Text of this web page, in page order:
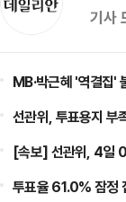
기사
MB·박근혜 '역결집'
선관위, 투표용지 부
[속보] 선관위, 4일
투표율 61.0% 잠정